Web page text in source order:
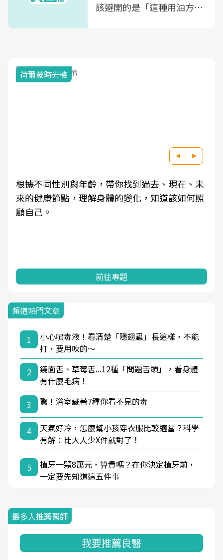
該避開的是「這種用油方
荷爾蒙時光機
根據不同性別與年齡，帶你找到過去、現在、未
來的健康節點，理解身體的變化，知道該如何照
顧自己。
前往專題
頻道熱門文章
1
小心噴毒液！看清楚「隱翅蟲」長這樣，不能
打，要用吹的～
2
鏡面舌、草莓舌...12種「問題舌頭」，看身體
有什麼毛病！
3
驚！浴室藏著7種你看不見的毒
4
天氣好冷，怎麼幫小孩穿衣服比較適當？科學
有解：比大人少X件就對了！
5
植牙一顆8萬元，算貴嗎？在你決定植牙前，
一定要先知道這五件事
最多人推薦醫師
我要推薦良醫